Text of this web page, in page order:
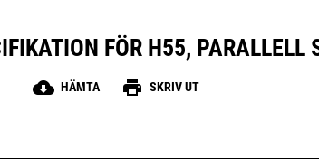
FÖR H55, PARALLELL
cloud_download HÄMTA print SKRIV UT